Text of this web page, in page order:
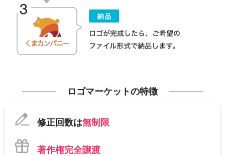
ロゴマーケットの特徴
修正回数は無制限
著作権完全譲渡